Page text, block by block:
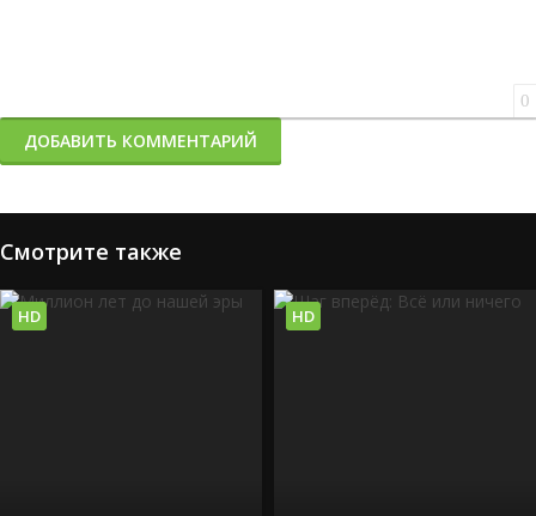
0
ДОБАВИТЬ КОММЕНТАРИЙ
Смотрите также
HD HD